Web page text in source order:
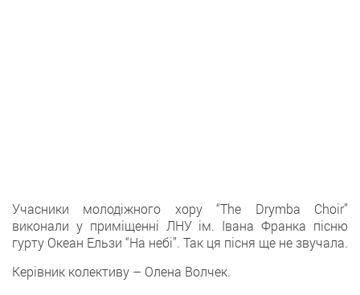
Учасники молодіжного хору “The Drymba Choir”
виконали у приміщенні ЛНУ ім. Івана Франка пісню
гурту Океан Ельзи “На небі”. Так ця пісня ще не звучала.
Керівник колективу – Олена Волчек.